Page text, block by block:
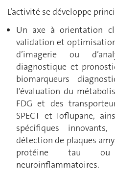
L’activité se développe
Un axe à orientation
validation et
d’imagerie ou
diagnostique et
biomarqueurs
l’évaluation du
FDG et des
SPECT et Ioflupane,
spécifiques
détection de plaques
protéine tau ou
neuroinflammatoires.